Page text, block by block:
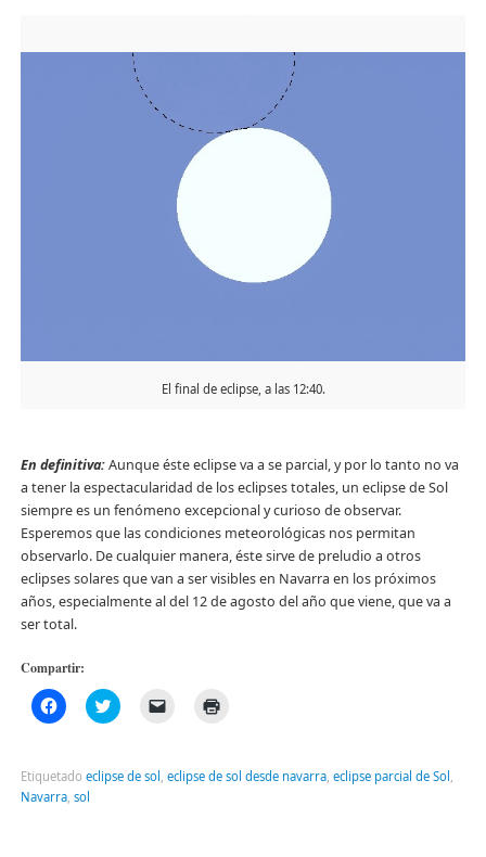
El final de eclipse, a las 12:40.
En definitiva:Aunque éste eclipse va a se parcial, y por lo tanto no va
a tener la espectacularidad de los eclipses totales, un eclipse de Sol
siempre es un fenómeno excepcional y curioso de observar.
Esperemos que las condiciones meteorológicas nos permitan
observarlo. De cualquier manera, éste sirve de preludio a otros
eclipses solares que van a ser visibles en Navarra en los próximos
años, especialmente al del 12 de agosto del año que viene, que va a
ser total.
Compartir:
Haz
clic
Facebook
(Se
abre
Haz
clic
Twitter
(Se
enlace
por
abre
en
Etiquetado eclipse de sol , eclipse de sol desde navarra, eclipse parcial de Sol ,
Navarra, sol